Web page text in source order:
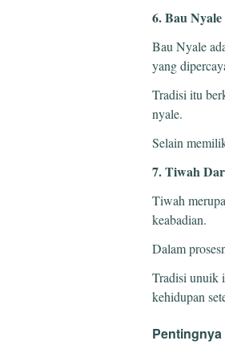
6. Bau
Bau Nyale
yang
Tradisi itu
nyale.
Selain
7. Tiwah
Tiwah
keabadian.
Dalam
Tradisi unuik
kehidupan